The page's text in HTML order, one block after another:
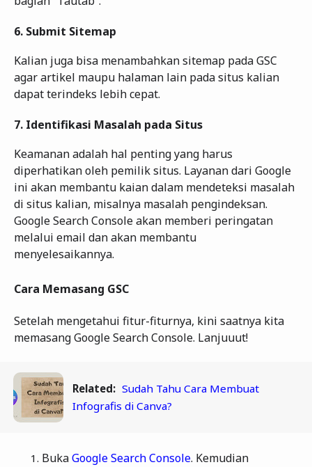
6. Submit Sitemap
Kalian juga bisa menambahkan sitemap pada GSC
agar artikel maupu halaman lain pada situs kalian
dapat terindeks lebih cepat.
7. Identifikasi Masalah pada Situs
Keamanan adalah hal penting yang harus
diperhatikan oleh pemilik situs. Layanan dari Google
ini akan membantu kaian dalam mendeteksi masalah
di situs kalian, misalnya masalah pengindeksan.
Google Search Console akan memberi peringatan
melalui email dan akan membantu
menyelesaikannya.
Cara Memasang GSC
Setelah mengetahui fitur-fiturnya, kini saatnya kita
memasang Google Search Console. Lanjuuut!
Related: Sudah Tahu Cara Membuat
Infografis di Canva?
BukaGoogle Search Console. Kemudian